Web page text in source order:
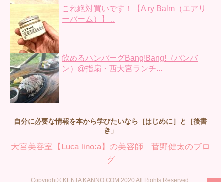
これ絶対買いです！【Airy Balm（エアリ
ーバーム）】...
飲めるハンバーグBang!Bang!（バンバ
ン）@指扇・西大宮ランチ...
自分に必要な情報を本から学びたいなら［はじめに］と［後書
き」
大宮美容室【Luca lino:a】の美容師 菅野健太のブロ
グ
Copyright© KENTA KANNO.COM 2020 All Rights Reserved.